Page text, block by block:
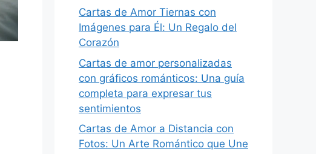
Cartas de Amor Tiernas con
Imágenes para Él: Un Regalo del
Corazón
Cartas de amor personalizadas
con gráficos románticos: Una guía
completa para expresar tus
sentimientos
Cartas de Amor a Distancia con
Fotos: Un Arte Romántico que Une